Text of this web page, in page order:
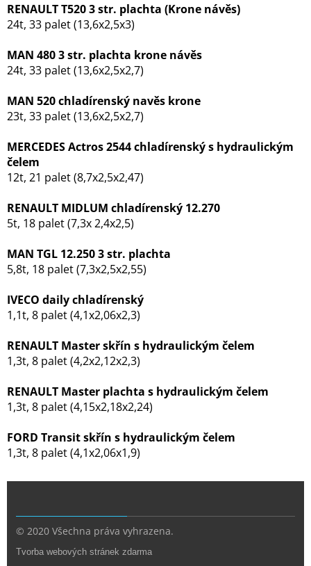
RENAULT T520 3 str. plachta (Krone návěs)
24t, 33 palet (13,6x2,5x3)
MAN 480 3 str. plachta krone návěs
24t, 33 palet (13,6x2,5x2,7)
MAN 520 chladírenský navěs krone
23t, 33 palet (13,6x2,5x2,7)
MERCEDES Actros 2544 chladírenský s hydraulickým
čelem
12t, 21 palet (8,7x2,5x2,47)
RENAULT MIDLUM chladírenský 12.270
5t, 18 palet (7,3x 2,4x2,5)
MAN TGL 12.250 3 str. plachta
5,8t, 18 palet (7,3x2,5x2,55)
IVECO daily chladírenský
1,1t, 8 palet (4,1x2,06x2,3)
RENAULT Master skřín s hydraulickým čelem
1,3t, 8 palet (4,2x2,12x2,3)
RENAULT Master plachta s hydraulickým čelem
1,3t, 8 palet (4,15x2,18x2,24)
FORD Transit skřín s hydraulickým čelem
1,3t, 8 palet (4,1x2,06x1,9)
© 2020 Všechna práva vyhrazena.
Tvorba webových stránek zdarma